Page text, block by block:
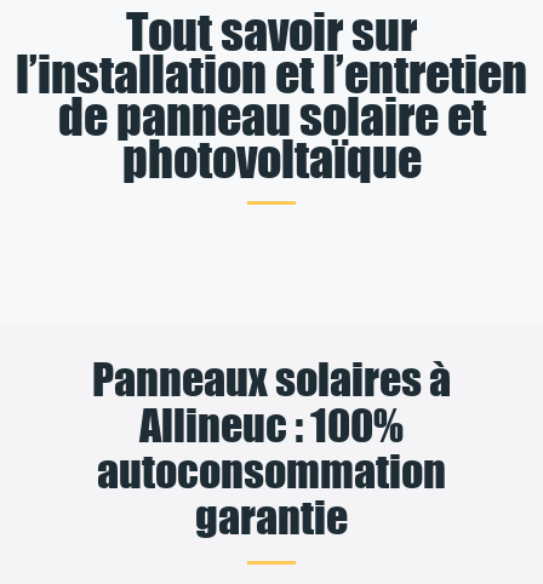
Tout savoir sur
l’installation et l’entretien
de panneau solaire et
photovoltaïque
Panneaux solaires à
Allineuc : 100%
autoconsommation
garantie